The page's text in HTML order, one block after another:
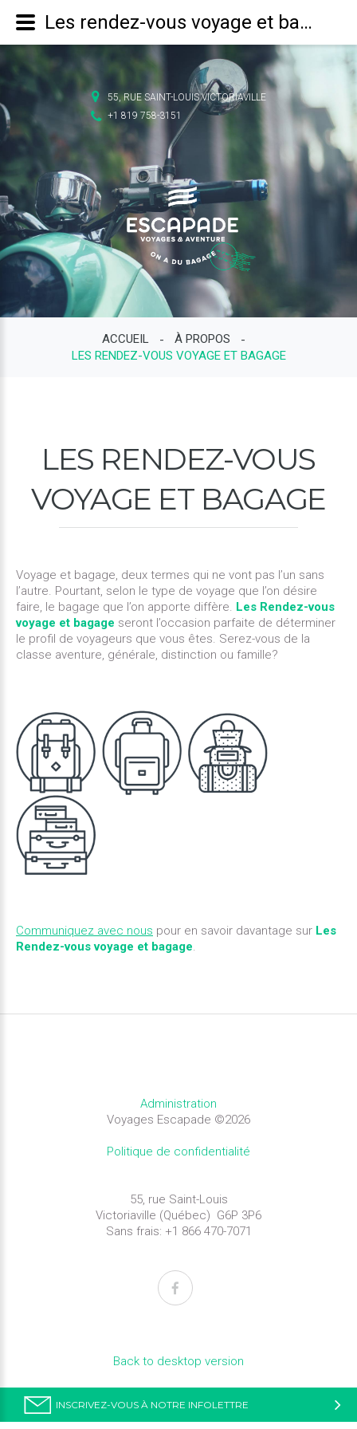
55, RUE SAINT-LOUIS VICTORIAVILLE
+1 819 758-3151
ACCUEIL - À PROPOS
-
LES RENDEZ-VOUS VOYAGE ET BAGAGE
LES RENDEZ-VOUS
VOYAGE ET BAGAGE
Voyage et bagage, deux termes qui ne vont pas l’un sans
l’autre. Pourtant, selon le type de voyage que l’on désire
faire, le bagage que l’on apporte diffère. Les Rendez-vous
voyage et bagage seront l’occasion parfaite de déterminer
le profil de voyageurs que vous êtes. Serez-vous de la
classe aventure, générale, distinction ou famille?
Communiquez avec nous pour en savoir davantage sur Les
Rendez-vous voyage et bagage
Administration
Voyages Escapade ©2026
Politique de confidentialité
55, rue Saint-Louis
Victoriaville (Québec) G6P 3P6
Sans frais: +1 866 470-7071
Back to desktop version
INSCRIVEZ-VOUS À NOTRE INFOLETTRE
Les rendez-vous voyage et bagage